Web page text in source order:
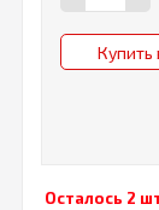
Купить
Осталось 2